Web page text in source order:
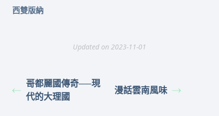
西雙版納
Updated on 2023-11-01
哥都麗國傳奇──現
代的大理國
漫話雲南風味